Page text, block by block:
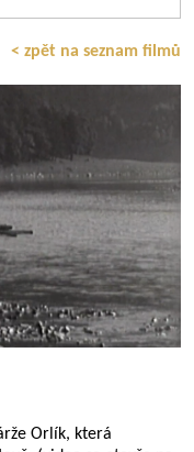
< zpět na seznam filmů
Orlík, která